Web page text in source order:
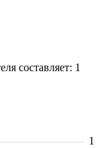
составляет: 1
1